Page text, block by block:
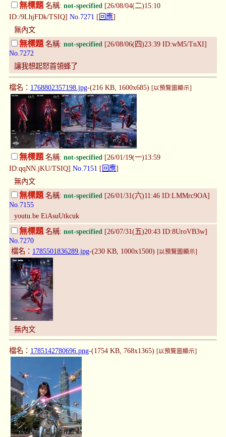
無標題名稱: not-specified [26/08/04(二)15:10
ID:/9LhjFDk/TSIQ] No.7271 [ 回應]
無內文
無標題 名稱: not-specified [26/08/06(四)23:39 ID:wM5/TnXI]
No.7272
讓我想起怒首領蜂了
檔名： 1768802357198.jpg-(216 KB, 1600x685) [以預覽圖顯示]
無標題名稱: not-specified [26/01/19(一)13:59
ID:qqNN.jKU/TSIQ] No.7151 [ 回應]
無內文
無標題 名稱: not-specified [26/01/31(六)11:46 ID:LMMrc9OA]
No.7155
youtu.be EiAsuUtkcuk
無標題名稱: not-specified [26/07/31(五)20:43 ID:8UroVB3w]
No.7270
檔名： 1785501836289.jpg-(230 KB, 1000x1500) [以預覽圖顯示]
無內文
檔名： 1785142780696.png-(1754 KB, 768x1365) [以預覽圖顯示]